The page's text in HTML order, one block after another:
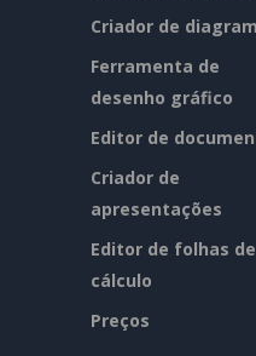
Criador de
Ferramenta de
desenho gráfico
Editor de
Criador de
apresentações
Editor de folhas de
cálculo
Preços